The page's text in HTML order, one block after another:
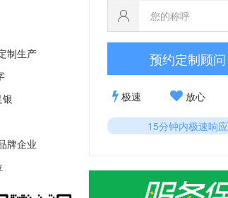
制生产
银
牌企业
预约定制顾问
极速 放心
15分钟内极速响应